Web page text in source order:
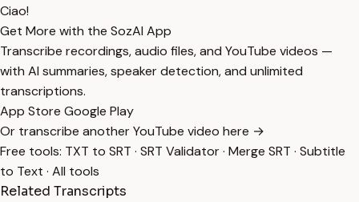
Ciao!
Get More with the SozAI App
Transcribe recordings, audio files, and YouTube videos —
with AI summaries, speaker detection, and unlimited
transcriptions.
App Store Google Play
Or transcribe another YouTube video here →
Free tools: TXT to SRT · SRT Validator· Merge SRT · Subtitle
to Text · All tools
Related Transcripts